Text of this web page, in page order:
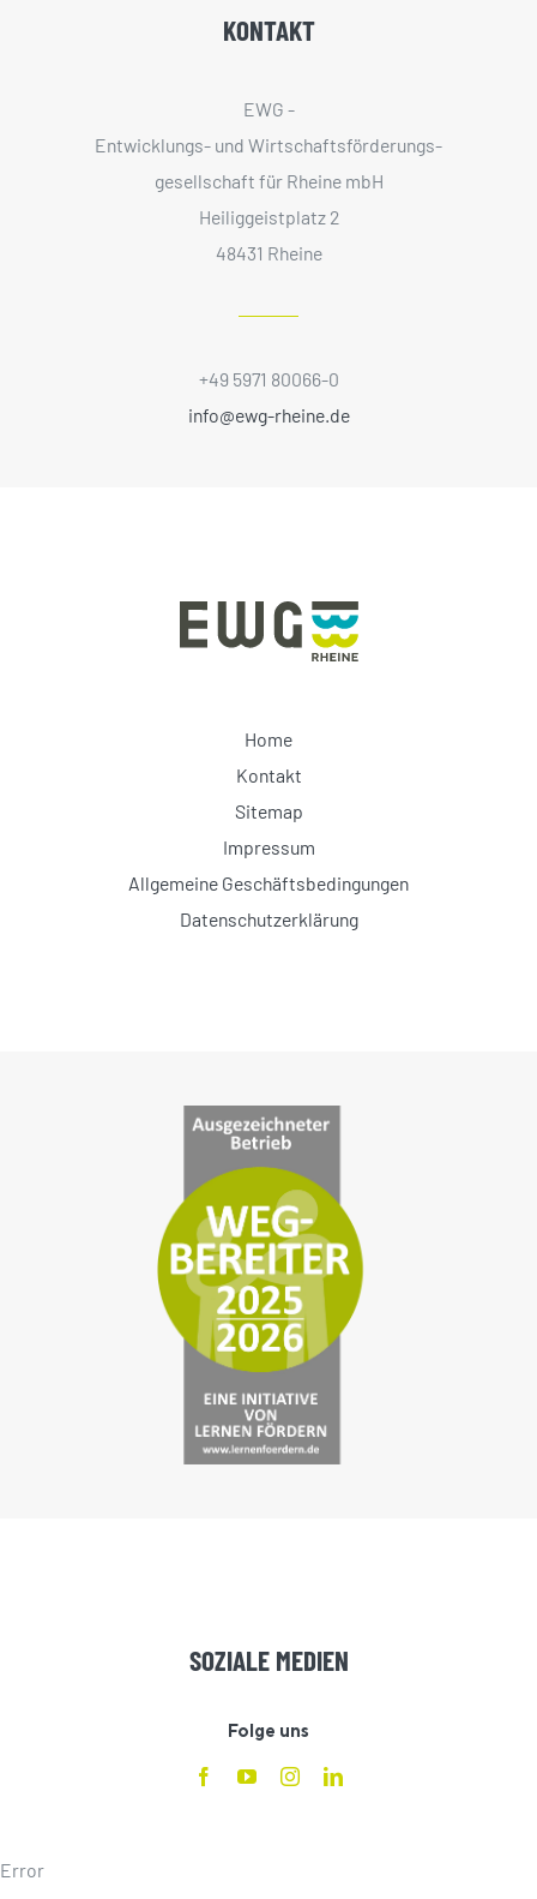
KONTAKT
EWG -
Entwicklungs- und Wirtschaftsförderungs­
gesellschaft für Rheine mbH
Heiliggeistplatz 2
48431 Rheine
+49 5971 80066-0
info@ewg-rheine.de
Home
Kontakt
Sitemap
Impressum
Allgemeine Geschäftsbedingungen
Datenschutzerklärung
SOZIALE MEDIEN
Folge uns
Error